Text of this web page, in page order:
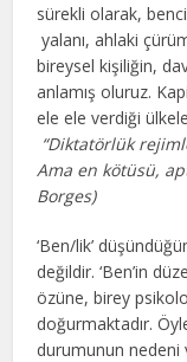
sürekli olarak,
yalanı, ahlaki
bireysel kişiliğin,
anlamış oluruz.
ele ele verdiği
“Diktatörlük
Ama en kötüsü,
Borges)
‘Ben/lik’
değildir. ‘Ben’in
özüne, birey
doğurmaktadır.
durumunun nedeni